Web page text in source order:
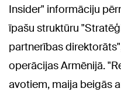
Insider" informāciju
īpašu struktūru
partnerības
operācijas Armēnijā.
avotiem, maija beigās